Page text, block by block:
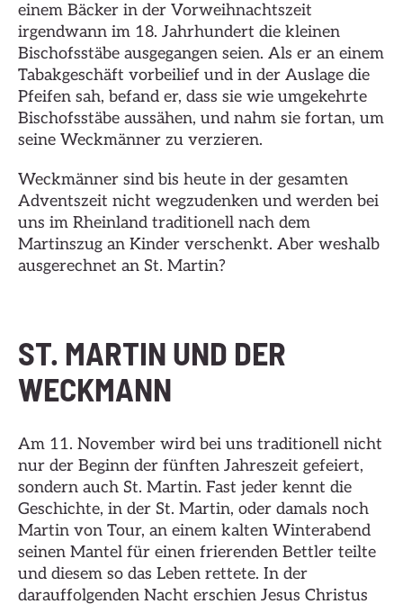
einem Bäcker in der Vorweihnachtszeit
irgendwann im 18. Jahrhundert die kleinen
Bischofsstäbe ausgegangen seien. Als er an einem
Tabakgeschäft vorbeilief und in der Auslage die
Pfeifen sah, befand er, dass sie wie umgekehrte
Bischofsstäbe aussähen, und nahm sie fortan, um
seine Weckmänner zu verzieren.
Weckmänner sind bis heute in der gesamten
Adventszeit nicht wegzudenken und werden bei
uns im Rheinland traditionell nach dem
Martinszug an Kinder verschenkt. Aber weshalb
ausgerechnet an St. Martin?
ST. MARTIN UND DER
WECKMANN
Am 11. November wird bei uns traditionell nicht
nur der Beginn der fünften Jahreszeit gefeiert,
sondern auch St. Martin. Fast jeder kennt die
Geschichte, in der St. Martin, oder damals noch
Martin von Tour, an einem kalten Winterabend
seinen Mantel für einen frierenden Bettler teilte
und diesem so das Leben rettete. In der
darauffolgenden Nacht erschien Jesus Christus